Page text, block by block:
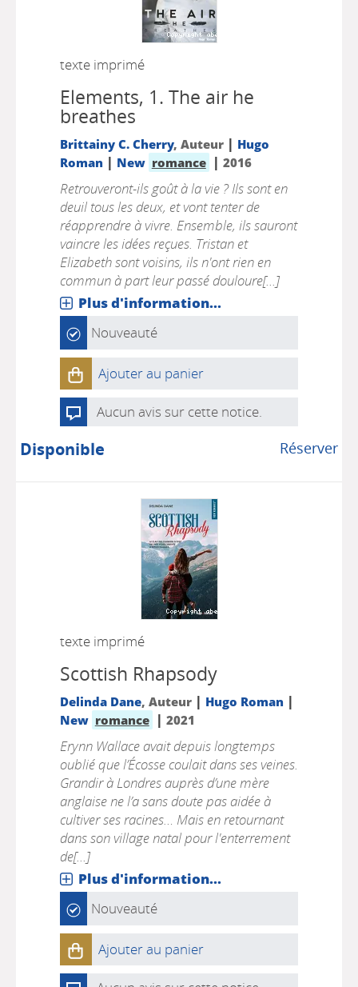
texte imprimé
Elements, 1. The air he
breathes
Brittainy C. Cherry, Auteur | Hugo
Roman | New romance | 2016
Retrouveront-ils goût à la vie ? Ils sont en
deuil tous les deux, et vont tenter de
réapprendre à vivre. Ensemble, ils sauront
vaincre les idées reçues. Tristan et
Elizabeth sont voisins, ils n'ont rien en
commun à part leur passé douloure[...]
Plus d'information...
Nouveauté
Ajouter au panier
Aucun avis sur cette notice.
Réserver
Disponible
texte imprimé
Scottish Rhapsody
Delinda Dane, Auteur | Hugo Roman |
New romance | 2021
Erynn Wallace avait depuis longtemps
oublié que l’Écosse coulait dans ses veines.
Grandir à Londres auprès d’une mère
anglaise ne l’a sans doute pas aidée à
cultiver ses racines… Mais en retournant
dans son village natal pour l'enterrement
de[...]
Plus d'information...
Nouveauté
Ajouter au panier